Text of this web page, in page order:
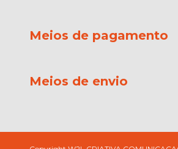
Meios de pagamento
Meios de envio